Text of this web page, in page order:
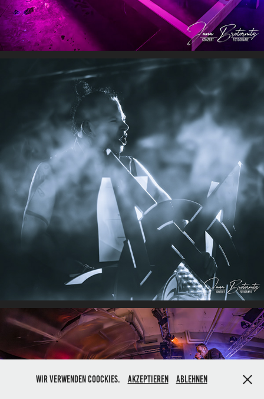
Wir verwenden Coockies. Akzeptieren Ablehnen